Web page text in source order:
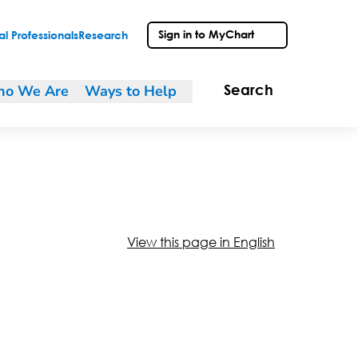
Professionals Research Sign in to MyChart
We Are Ways to Help Search
View this page in English